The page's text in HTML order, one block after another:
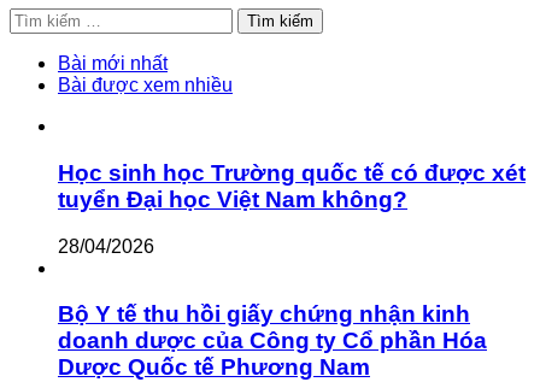
Tìm
kiếm
cho:
Bài mới nhất
Bài được xem nhiều
Học sinh học Trường quốc tế có được xét
tuyển Đại học Việt Nam không?
28/04/2026
Bộ Y tế thu hồi giấy chứng nhận kinh
doanh dược của Công ty Cổ phần Hóa
Dược Quốc tế Phương Nam